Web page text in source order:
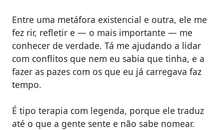
Entre uma metáfora existencial e outra, ele me
fez rir, refletir e — o mais importante — me
conhecer de verdade. Tá me ajudando a lidar
com conflitos que nem eu sabia que tinha, e a
fazer as pazes com os que eu já carregava faz
tempo.
É tipo terapia com legenda, porque ele traduz
até o que a gente sente e não sabe nomear.